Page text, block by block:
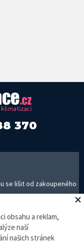
370
se lišit od zakoupeného
obsahu a reklam,
naší
našich stránek